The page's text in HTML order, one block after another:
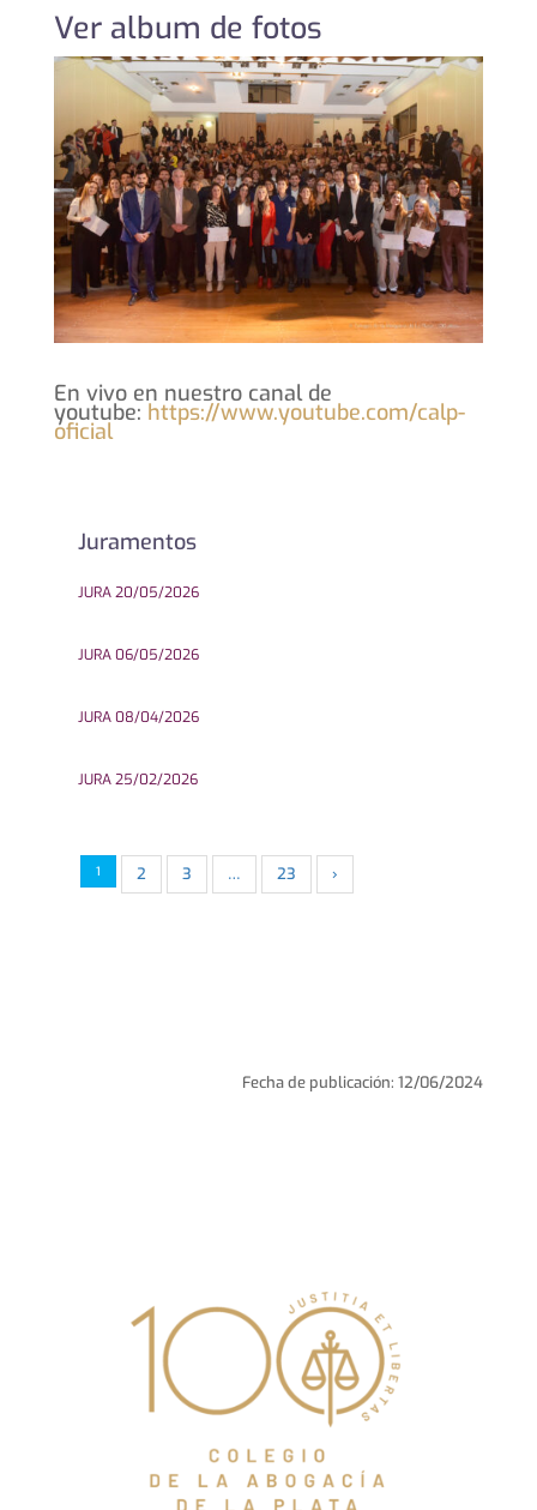
Ver album de fotos
En vivo en nuestro canal de
youtube: https://www.youtube.com/calp-
oficial
Juramentos
JURA 20/05/2026
JURA 06/05/2026
JURA 08/04/2026
JURA 25/02/2026
1 2 3 … 23 ›
Fecha de publicación: 12/06/2024